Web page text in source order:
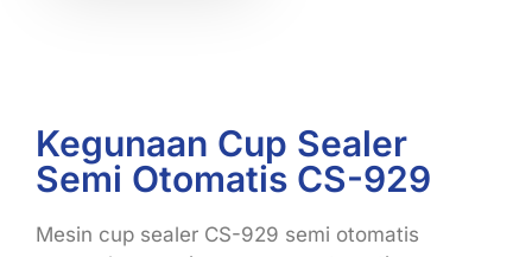
Kegunaan Cup Sealer
Semi Otomatis CS-929
Mesin cup sealer CS-929 semi otomatis